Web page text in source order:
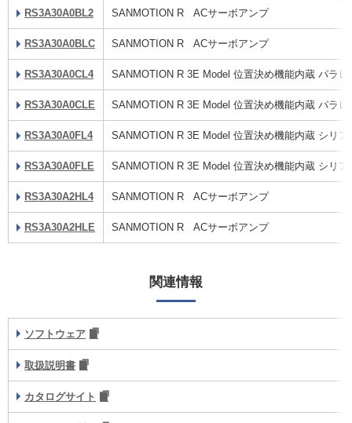
RS3A30A0BL2 SANMOTION R ACサーボアンプ
RS3A30A0BLC SANMOTION R ACサーボアンプ
RS3A30A0CL4 SANMOTION R 3E Model 位置決め機能内蔵 パラ
RS3A30A0CLE SANMOTION R 3E Model 位置決め機能内蔵 パラ
RS3A30A0FL4 SANMOTION R 3E Model 位置決め機能内蔵 シリ
RS3A30A0FLE SANMOTION R 3E Model 位置決め機能内蔵 シリ
RS3A30A2HL4 SANMOTION R ACサーボアンプ
RS3A30A2HLE SANMOTION R ACサーボアンプ
関連情報
ソフトウェア
取扱説明書
カタログサイト